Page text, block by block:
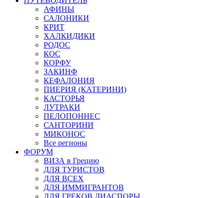
АФИНЫ
САЛОНИКИ
КРИТ
ХАЛКИДИКИ
РОДОС
КОС
КОРФУ
ЗАКИНФ
КЕФАЛОНИЯ
ПИЕРИЯ (КАТЕРИНИ)
КАСТОРЬЯ
ЛУТРАКИ
ПЕЛОПОННЕС
САНТОРИНИ
МИКОНОС
Все регионы
ФОРУМ
ВИЗА в Грецию
ДЛЯ ТУРИСТОВ
ДЛЯ ВСЕХ
ДЛЯ ИММИГРАНТОВ
ДЛЯ ГРЕКОВ ДИАСПОРЫ